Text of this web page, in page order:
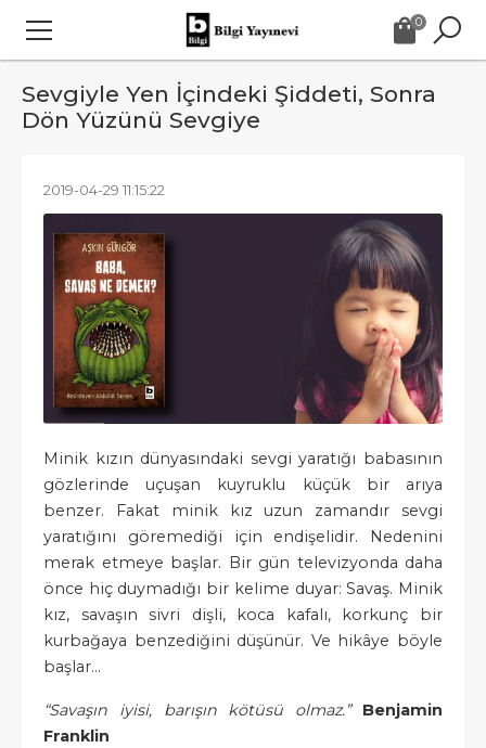
0
Sevgiyle Yen İçindeki Şiddeti, Sonra
Dön Yüzünü Sevgiye
2019-04-29 11:15:22
Minik kızın dünyasındaki sevgi yaratığı babasının
gözlerinde uçuşan kuyruklu küçük bir arıya
benzer. Fakat minik kız uzun zamandır sevgi
yaratığını göremediği için endişelidir. Nedenini
merak etmeye başlar. Bir gün televizyonda daha
önce hiç duymadığı bir kelime duyar: Savaş. Minik
kız, savaşın sivri dişli, koca kafalı, korkunç bir
kurbağaya benzediğini düşünür. Ve hikâye böyle
başlar…
“Savaşın iyisi, barışın kötüsü olmaz.” Benjamin
Franklin